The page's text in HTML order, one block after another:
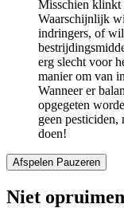
Misschien klinkt
Waarschijnlijk
indringers, of
erg slecht voor
manier om van
Wanneer er
opgegeten
geen pesticiden,
doen!
Afspelen Pauzeren
Niet